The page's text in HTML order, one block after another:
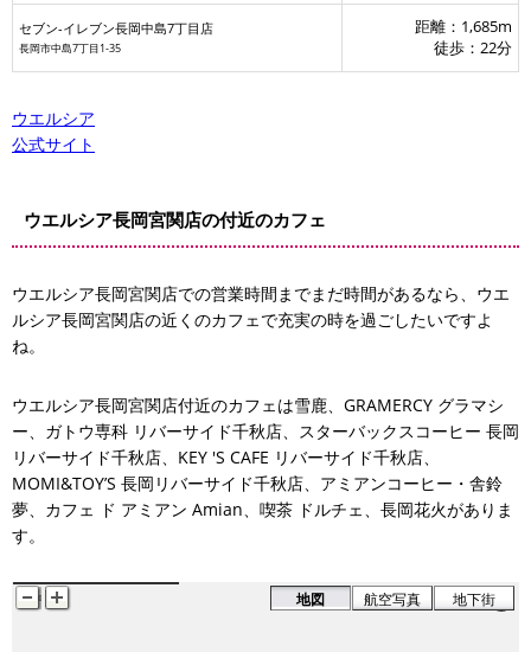
セブン-イレブン長岡中島7丁目店
長岡市中島7丁目1-35
距離：1,685m
徒歩：22分
ウエルシア
公式サイト
ウエルシア長岡宮関店の付近のカフェ
ウエルシア長岡宮関店での営業時間までまだ時間があるなら、ウエ
ルシア長岡宮関店の近くのカフェで充実の時を過ごしたいですよ
ね。
ウエルシア長岡宮関店付近のカフェは雪鹿、GRAMERCY グラマシ
ー、ガトウ専科 リバーサイド千秋店、スターバックスコーヒー 長岡
リバーサイド千秋店、KEY 'S CAFE リバーサイド千秋店、
MOMI&TOY’S 長岡リバーサイド千秋店、アミアンコーヒー・舎鈴
夢、カフェ ド アミアン Amian、喫茶 ドルチェ、長岡花火がありま
す。
地図 航空写真 地下街